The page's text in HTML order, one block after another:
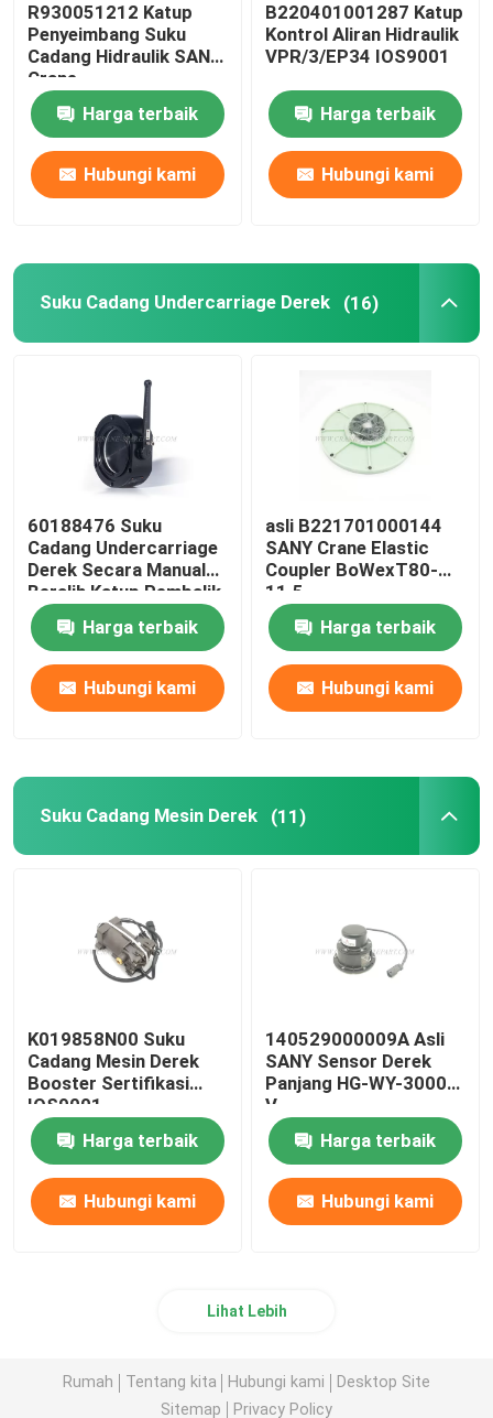
R930051212 Katup
Penyeimbang Suku
Cadang Hidraulik SANY
Crane
Harga terbaik
Hubungi kami
B220401001287 Katup
Kontrol Aliran Hidraulik
VPR/3/EP34 IOS9001
Harga terbaik
Hubungi kami
Suku Cadang Undercarriage Derek (16)
60188476 Suku
Cadang Undercarriage
Derek Secara Manual
Beralih Katup Pembalik
Untuk SANY JZF80FD
Harga terbaik
Hubungi kami
asli B221701000144
SANY Crane Elastic
Coupler BoWexT80-
11.5
Harga terbaik
Hubungi kami
Suku Cadang Mesin Derek (11)
K019858N00 Suku
Cadang Mesin Derek
Booster Sertifikasi
IOS9001
Harga terbaik
Hubungi kami
140529000009A Asli
SANY Sensor Derek
Panjang HG-WY-3000-
V
Harga terbaik
Hubungi kami
Lihat Lebih
Rumah Tentang kita Hubungi kami
Desktop Site
Sitemap
Privacy Policy